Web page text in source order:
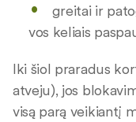
greitai ir
vos keliais
Iki šiol praradus
atveju), jos
visą parą veikiantį